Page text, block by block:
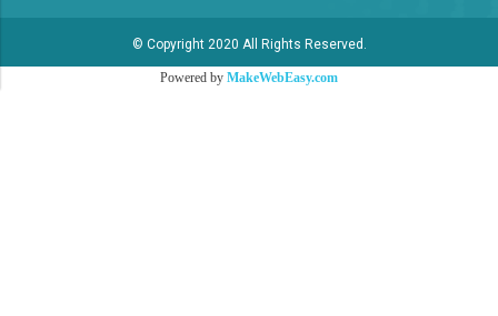
© Copyright 2020 All Rights Reserved.
Powered by MakeWebEasy.com